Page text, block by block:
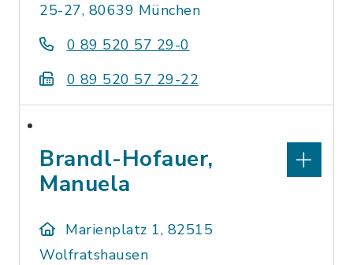
25-27, 80639 München
0 89 520 57 29-0
0 89 520 57 29-22
Brandl-Hofauer,
Manuela
Marienplatz 1, 82515
Wolfratshausen